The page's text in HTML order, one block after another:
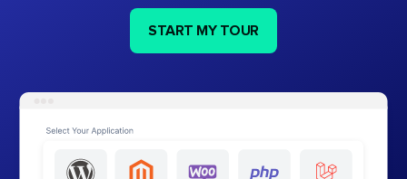
START MY TOUR